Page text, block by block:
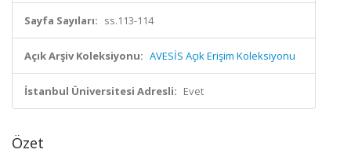
Sayfa Sayıları: ss.113-114
Açık Arşiv Koleksiyonu: AVESİS Açık Erişim Koleksiyonu
İstanbul Üniversitesi Adresli: Evet
Özet